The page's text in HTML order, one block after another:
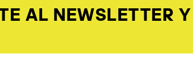
AL NEWSLETTER